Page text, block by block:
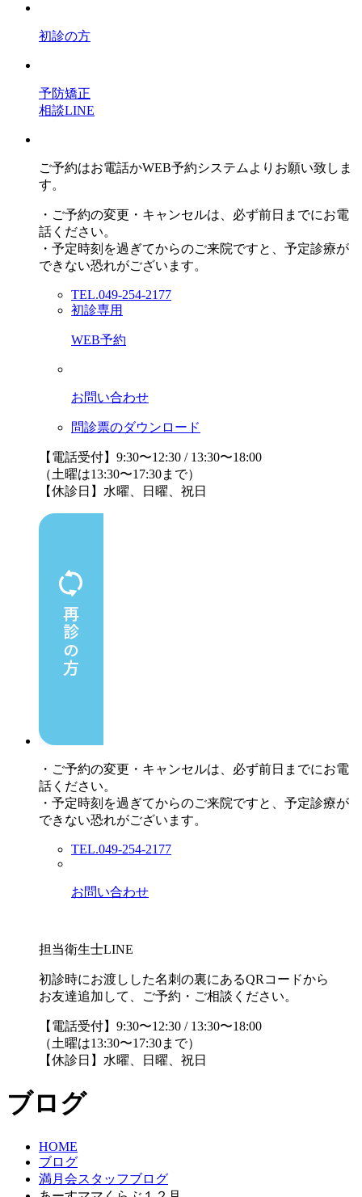
初診の方
予防矯正
相談LINE
ご予約はお電話かWEB予約システムよりお願い致しま
す。
・ご予約の変更・キャンセルは、必ず前日までにお電
話ください。
・予定時刻を過ぎてからのご来院ですと、予定診療が
できない恐れがございます。
TEL.049-254-2177
初診専用
WEB予約
お問い合わせ
問診票のダウンロード
【電話受付】9:30〜12:30 / 13:30〜18:00
（土曜は13:30〜17:30まで）
【休診日】水曜、日曜、祝日
・ご予約の変更・キャンセルは、必ず前日までにお電
話ください。
・予定時刻を過ぎてからのご来院ですと、予定診療が
できない恐れがございます。
TEL.049-254-2177
お問い合わせ
担当衛生士LINE
初診時にお渡しした名刺の裏にあるQRコードから
お友達追加して、ご予約・ご相談ください。
【電話受付】9:30〜12:30 / 13:30〜18:00
（土曜は13:30〜17:30まで）
【休診日】水曜、日曜、祝日
ブログ
HOME
ブログ
満月会スタッフブログ